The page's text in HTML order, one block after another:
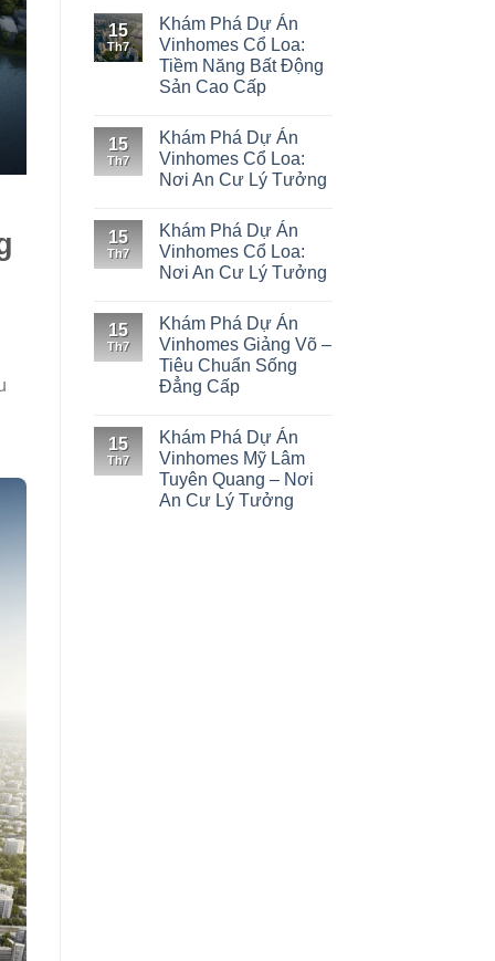
15
Th7
Khám Phá Dự Án
Vinhomes Cổ Loa:
Tiềm Năng Bất Động
Sản Cao Cấp
15
Th7
Khám Phá Dự Án
Vinhomes Cổ Loa:
Nơi An Cư Lý Tưởng
15
Th7
Khám Phá Dự Án
Vinhomes Cổ Loa:
Nơi An Cư Lý Tưởng
15
Th7
Khám Phá Dự Án
Vinhomes Giảng Võ –
Tiêu Chuẩn Sống
Đẳng Cấp
15
Th7
Khám Phá Dự Án
Vinhomes Mỹ Lâm
Tuyên Quang – Nơi
An Cư Lý Tưởng